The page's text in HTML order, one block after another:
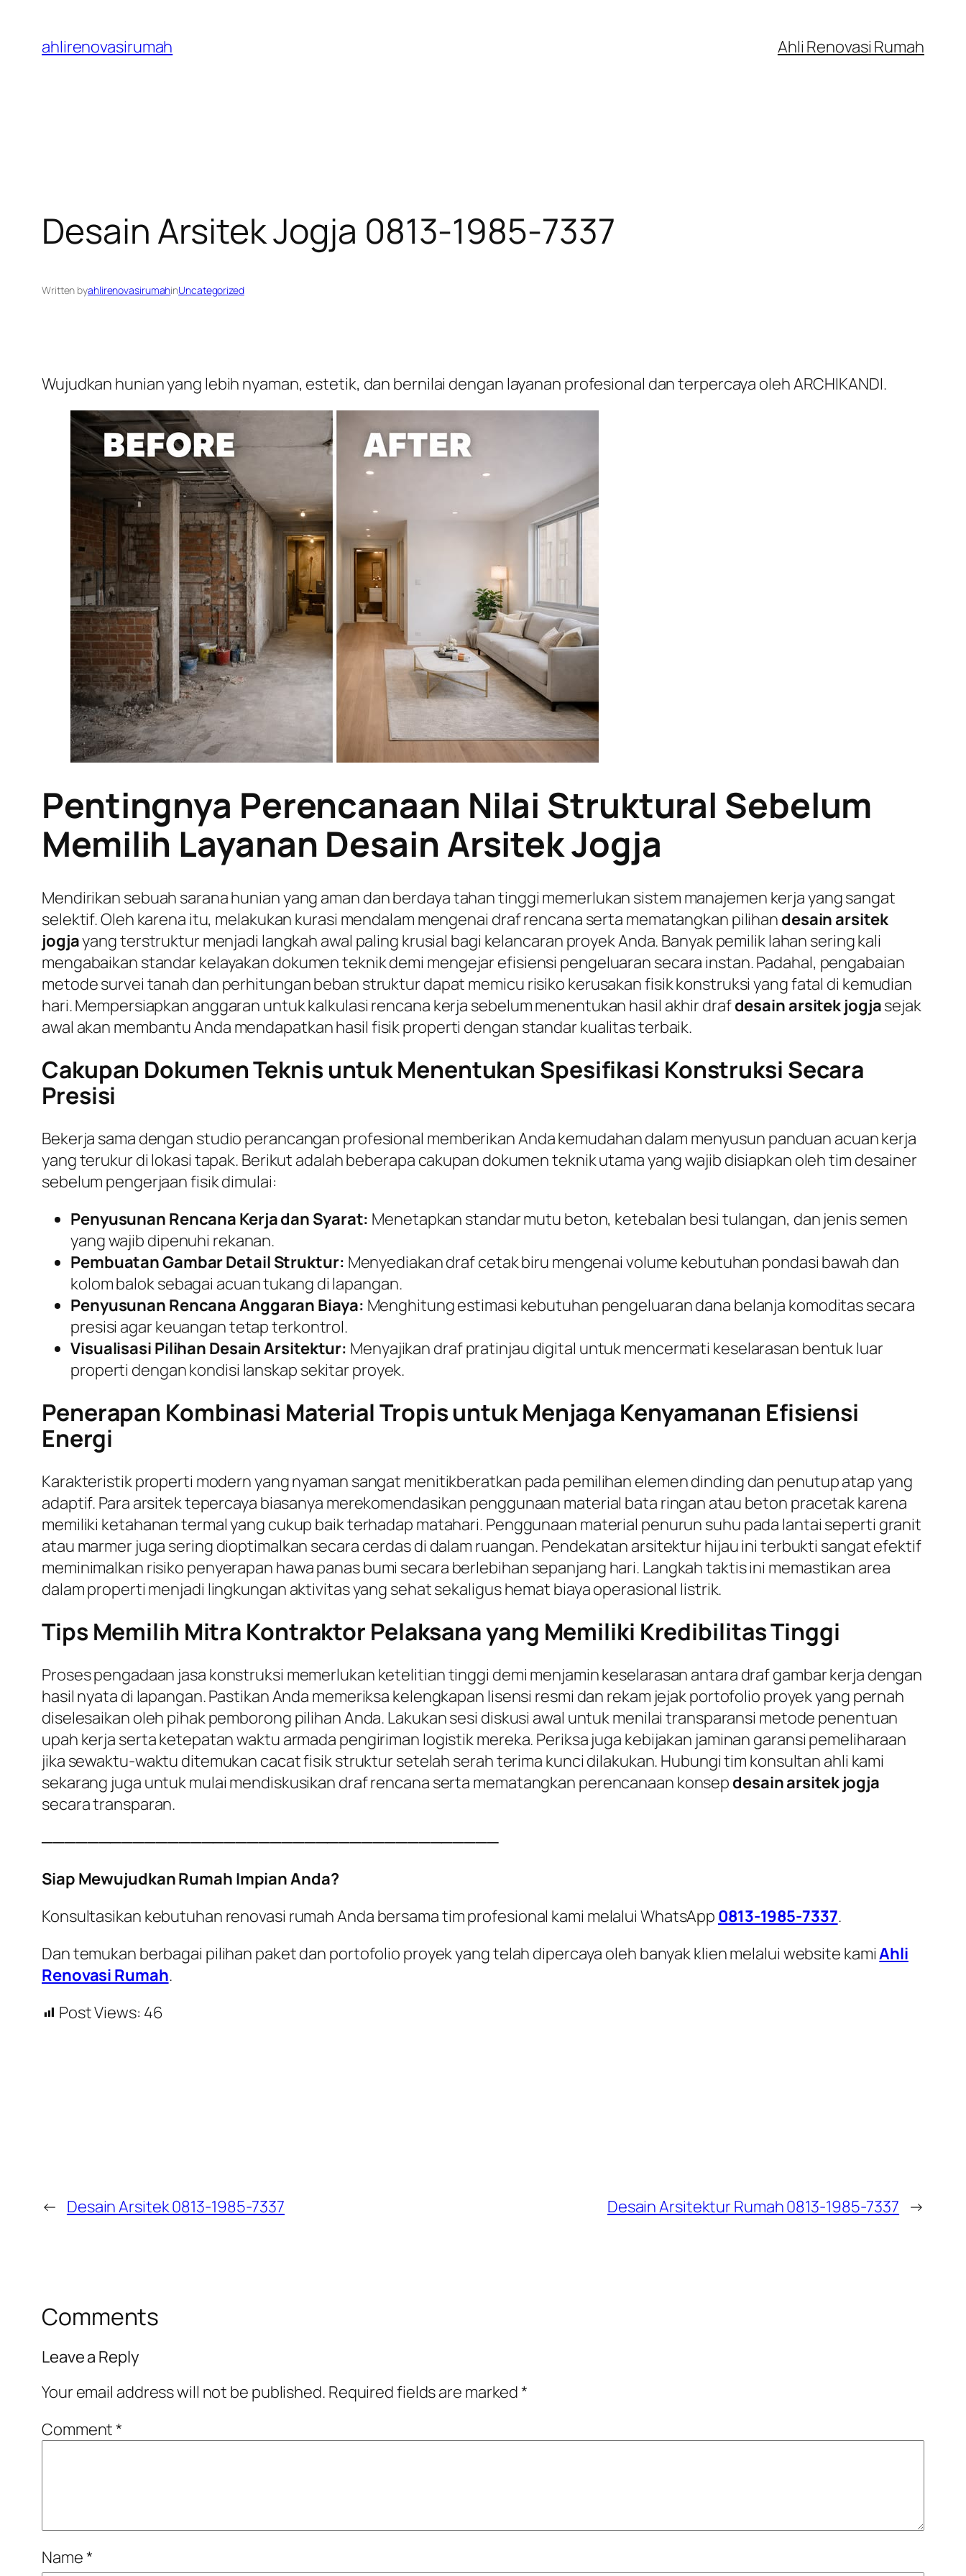
content
ahlirenovasirumah Ahli Renovasi Rumah
Desain Arsitek Jogja 0813-1985-7337
Written byahlirenovasirumahinUncategorized
Wujudkan hunian yang lebih nyaman, estetik, dan bernilai dengan layanan profesional dan terpercaya oleh ARCHIKANDI.
Pentingnya Perencanaan Nilai Struktural Sebelum
Memilih Layanan Desain Arsitek Jogja
Mendirikan sebuah sarana hunian yang aman dan berdaya tahan tinggi memerlukan sistem manajemen kerja yang sangat
selektif. Oleh karena itu, melakukan kurasi mendalam mengenai draf rencana serta mematangkan pilihan desain arsitek
jogjayang terstruktur menjadi langkah awal paling krusial bagi kelancaran proyek Anda. Banyak pemilik lahan sering kali
mengabaikan standar kelayakan dokumen teknik demi mengejar efisiensi pengeluaran secara instan. Padahal, pengabaian
metode survei tanah dan perhitungan beban struktur dapat memicu risiko kerusakan fisik konstruksi yang fatal di kemudian
hari. Mempersiapkan anggaran untuk kalkulasi rencana kerja sebelum menentukan hasil akhir drafdesain arsitek jogjasejak
awal akan membantu Anda mendapatkan hasil fisik properti dengan standar kualitas terbaik.
Cakupan Dokumen Teknis untuk Menentukan Spesifikasi Konstruksi Secara
Presisi
Bekerja sama dengan studio perancangan profesional memberikan Anda kemudahan dalam menyusun panduan acuan kerja
yang terukur di lokasi tapak. Berikut adalah beberapa cakupan dokumen teknik utama yang wajib disiapkan oleh tim desainer
sebelum pengerjaan fisik dimulai:
Penyusunan Rencana Kerja dan Syarat: Menetapkan standar mutu beton, ketebalan besi tulangan, dan jenis semen
yang wajib dipenuhi rekanan.
Pembuatan Gambar Detail Struktur: Menyediakan draf cetak biru mengenai volume kebutuhan pondasi bawah dan
kolom balok sebagai acuan tukang di lapangan.
Penyusunan Rencana Anggaran Biaya: Menghitung estimasi kebutuhan pengeluaran dana belanja komoditas secara
presisi agar keuangan tetap terkontrol.
Visualisasi Pilihan Desain Arsitektur: Menyajikan draf pratinjau digital untuk mencermati keselarasan bentuk luar
properti dengan kondisi lanskap sekitar proyek.
Penerapan Kombinasi Material Tropis untuk Menjaga Kenyamanan Efisiensi
Energi
Karakteristik properti modern yang nyaman sangat menitikberatkan pada pemilihan elemen dinding dan penutup atap yang
adaptif. Para arsitek tepercaya biasanya merekomendasikan penggunaan material bata ringan atau beton pracetak karena
memiliki ketahanan termal yang cukup baik terhadap matahari. Penggunaan material penurun suhu pada lantai seperti granit
atau marmer juga sering dioptimalkan secara cerdas di dalam ruangan. Pendekatan arsitektur hijau ini terbukti sangat efektif
meminimalkan risiko penyerapan hawa panas bumi secara berlebihan sepanjang hari. Langkah taktis ini memastikan area
dalam properti menjadi lingkungan aktivitas yang sehat sekaligus hemat biaya operasional listrik.
Tips Memilih Mitra Kontraktor Pelaksana yang Memiliki Kredibilitas Tinggi
Proses pengadaan jasa konstruksi memerlukan ketelitian tinggi demi menjamin keselarasan antara draf gambar kerja dengan
hasil nyata di lapangan. Pastikan Anda memeriksa kelengkapan lisensi resmi dan rekam jejak portofolio proyek yang pernah
diselesaikan oleh pihak pemborong pilihan Anda. Lakukan sesi diskusi awal untuk menilai transparansi metode penentuan
upah kerja serta ketepatan waktu armada pengiriman logistik mereka. Periksa juga kebijakan jaminan garansi pemeliharaan
jika sewaktu-waktu ditemukan cacat fisik struktur setelah serah terima kunci dilakukan. Hubungi tim konsultan ahli kami
sekarang juga untuk mulai mendiskusikan draf rencana serta mematangkan perencanaan konsep desain arsitek jogja
secara transparan.
────────────────────────────────────────
Siap Mewujudkan Rumah Impian Anda?
Konsultasikan kebutuhan renovasi rumah Anda bersama tim profesional kami melalui WhatsApp 0813-1985-7337.
Dan temukan berbagai pilihan paket dan portofolio proyek yang telah dipercaya oleh banyak klien melalui website kamiAhli
Renovasi Rumah.
Post Views: 46
← Desain Arsitek 0813-1985-7337 Desain Arsitektur Rumah 0813-1985-7337 →
Comments
Leave a Reply
Your email address will not be published. Required fields are marked*
Comment*
Name*